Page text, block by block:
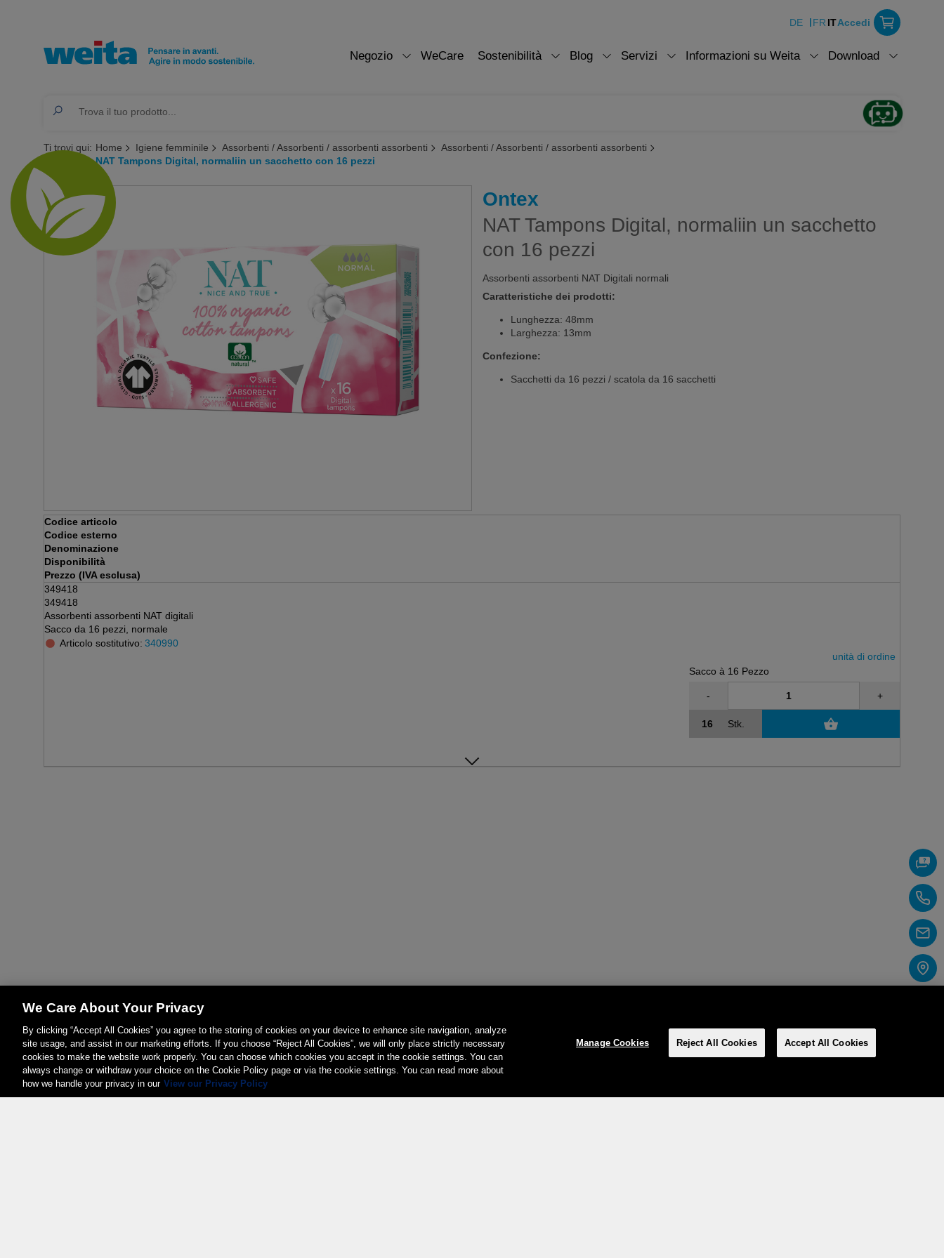
DE FR ITAccedi
Negozio WeCare Sostenibilità Blog Servizi Informazioni su Weita Download
Ti trovi qui: Home Igiene femminile Assorbenti / Assorbenti / assorbenti assorbenti
Assorbenti / Assorbenti / assorbenti assorbenti
NAT Tampons Digital, normaliin un sacchetto con 16 pezzi
Ontex
NAT Tampons Digital, normaliin un sacchetto
con 16 pezzi
Assorbenti assorbenti NAT Digitali normali
Caratteristiche dei prodotti:
Lunghezza: 48mm
Larghezza: 13mm
Confezione:
Sacchetti da 16 pezzi / scatola da 16 sacchetti
Codice articolo
Codice esterno
Denominazione
Disponibilità
Prezzo (IVA esclusa)
349418
349418
Assorbenti assorbenti NAT digitali
Sacco da 16 pezzi, normale
Articolo sostitutivo: 340990
unità di ordine
Sacco à 16 Pezzo
- +
Stk.
We Care About Your Privacy
By clicking “Accept All Cookies” you agree to the storing of cookies on your device to enhance site navigation, analyze
site usage, and assist in our marketing efforts. If you choose “Reject All Cookies”, we will only place strictly necessary
cookies to make the website work properly. You can choose which cookies you accept in the cookie settings. You can
always change or withdraw your choice on the Cookie Policy page or via the cookie settings. You can read more about
how we handle your privacy in our View our Privacy Policy
Manage Cookies Reject All Cookies Accept All Cookies